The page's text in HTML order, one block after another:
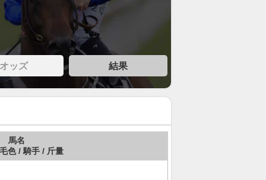
オッズ 結果
馬名
色 / 騎手 / 斤量